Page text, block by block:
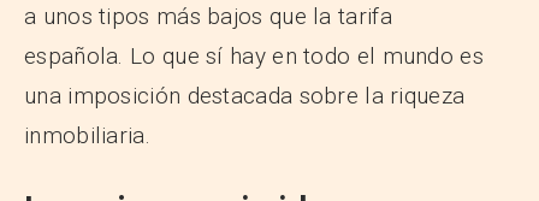
a unos tipos más bajos que la tarifa
española. Lo que sí hay en todo el mundo es
una imposición destacada sobre la riqueza
inmobiliaria.